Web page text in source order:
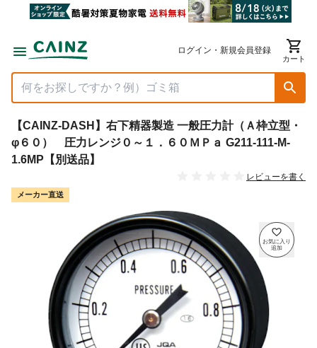
ログイン・新規会員登録
カート
【CAINZ-DASH】右下精器製造 一般圧力計（Ａ枠立型・
φ６０） 圧力レンジ０～１．６０ＭＰａ G211-111-M-
1.6MP【別送品】
レビューを書く
メーカー直送